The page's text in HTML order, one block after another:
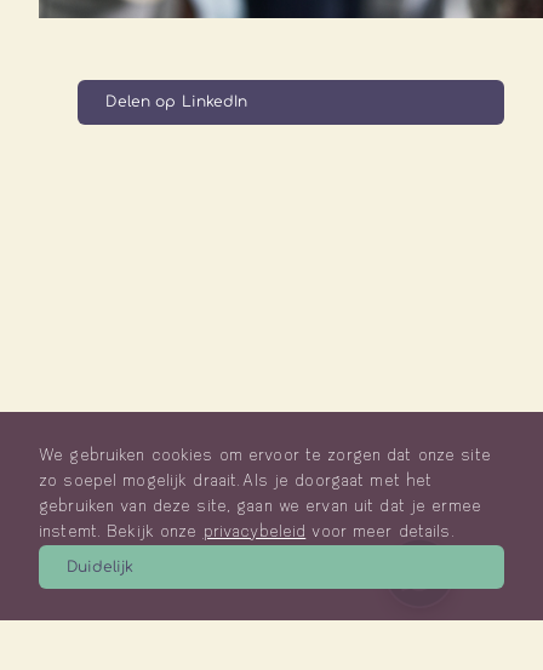
Delen op LinkedIn
We gebruiken cookies om ervoor te zorgen dat onze site
zo soepel mogelijk draait. Als je doorgaat met het
gebruiken van deze site, gaan we ervan uit dat je ermee
instemt. Bekijk onze
privacybeleid voor meer details.
Duidelijk